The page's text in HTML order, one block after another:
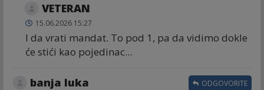
VETERAN
15.06.2026 15:27
I da vrati mandat. To pod 1, pa da vidimo dokle
će stići kao pojedinac...
banja luka ODGOVORITE